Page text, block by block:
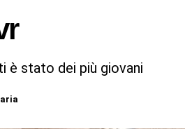
è stato dei più giovani